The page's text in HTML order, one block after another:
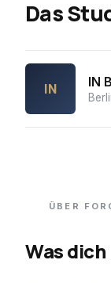
Das
IN IN
ÜBER
Was